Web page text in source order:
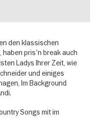
den klassischen
, haben pris'n break auch
Ladys Ihrer Zeit, wie
und einiges
Im Background
Songs mit im